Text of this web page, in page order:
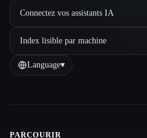
Connectez vos assistants IA
Index lisible par machine
Language▾
PARCOURIR